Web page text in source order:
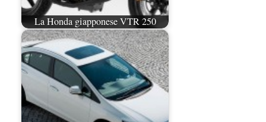
La Honda giapponese VTR 250